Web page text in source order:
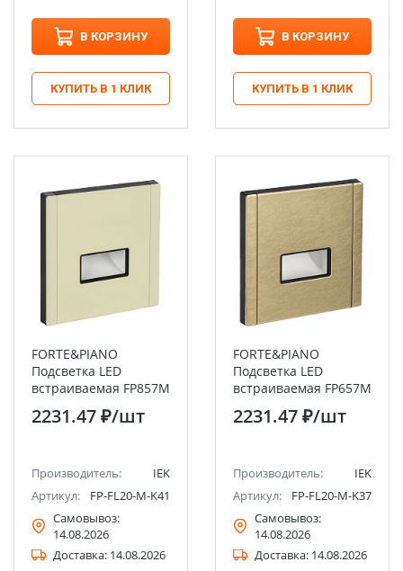
В КОРЗИНУ
КУПИТЬ В 1 КЛИК
В КОРЗИНУ
КУПИТЬ В 1 КЛИК
FORTE&PIANO
Подсветка LED
встраиваемая FP857M
металл серый сланец
IEK
2231.47 ₽/шт
Производитель:
IEK
Артикул:
FP-FL20-M-K41
Самовывоз:
14.08.2026
Доставка: 14.08.2026
FORTE&PIANO
Подсветка LED
встраиваемая FP657M
металл шампань IEK
2231.47 ₽/шт
Производитель:
IEK
Артикул:
FP-FL20-M-K37
Самовывоз:
14.08.2026
Доставка: 14.08.2026